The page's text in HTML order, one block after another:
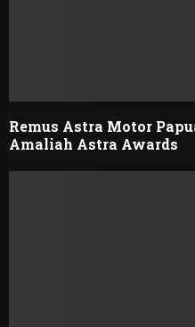
Remus Astra Motor
Amaliah Astra Awards